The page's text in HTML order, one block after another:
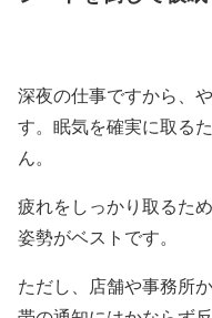
深夜の仕事ですから、
す。眠気を確実に取る
ん。
疲れをしっかり取るた
姿勢がベストです。
ただし、店舗や事務所